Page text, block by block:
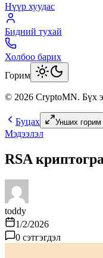
Нүүр хуудас
Бидний тухай
Холбоо барих
Горим
© 2026 CryptoMN. Бүх
Буцах Унших горим
Мэдээлэл
RSA
toddy
1/2/2026
0 сэтгэгдэл